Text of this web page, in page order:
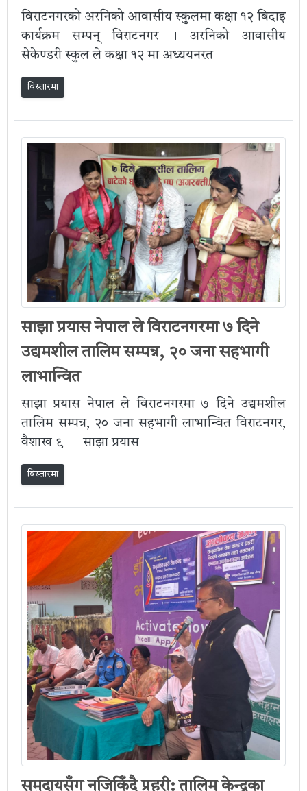
विराटनगरको अरनिको आवासीय स्कुलमा कक्षा १२ बिदाइ
कार्यक्रम सम्पन् विराटनगर । अरनिको आवासीय
सेकेण्डरी स्कुल ले कक्षा १२ मा अध्ययनरत
विस्तारमा
साझा प्रयास नेपाल ले विराटनगरमा ७ दिने
उद्यमशील तालिम सम्पन्न, २० जना सहभागी
लाभान्वित
साझा प्रयास नेपाल ले विराटनगरमा ७ दिने उद्यमशील
तालिम सम्पन्न, २० जना सहभागी लाभान्वित विराटनगर,
वैशाख ९ — साझा प्रयास
विस्तारमा
समुदायसँग नजिकिँदै प्रहरी: तालिम केन्द्रका